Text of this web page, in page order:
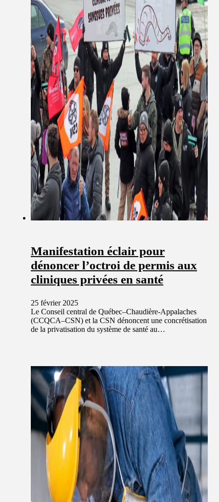
Manifestation éclair pour
dénoncer l’octroi de permis aux
cliniques privées en santé
25 février 2025
Le Conseil central de Québec–Chaudière-Appalaches
(CCQCA–CSN) et la CSN dénoncent une concrétisation
de la privatisation du système de santé au…